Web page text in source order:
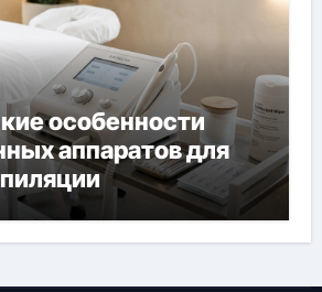
особенности
аппаратов для